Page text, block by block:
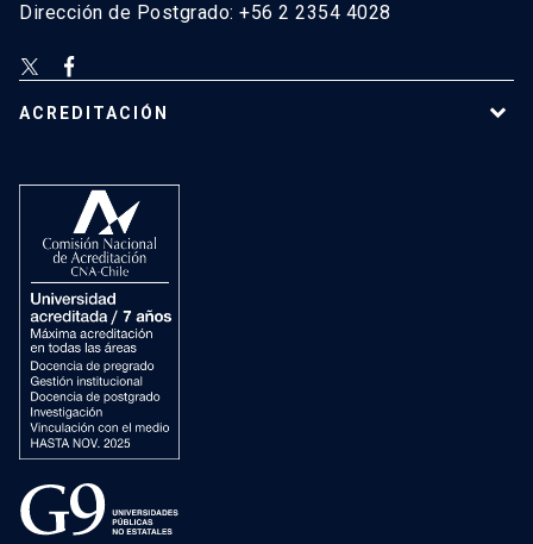
Dirección de Postgrado: +56 2 2354 4028
ACREDITACIÓN